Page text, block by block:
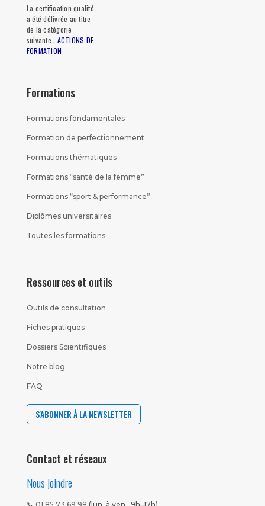
La certification qualité
a été délivrée au titre
de la catégorie
suivante : ACTIONS DE
FORMATION
Formations
Formations fondamentales
Formation de perfectionnement
Formations thématiques
Formations “santé de la femme”
Formations “sport & performance”
Diplômes universitaires
Toutes les formations
Ressources et outils
Outils de consultation
Fiches pratiques
Dossiers Scientifiques
Notre blog
FAQ
S'ABONNER À LA NEWSLETTER
Contact et réseaux
Nous joindre